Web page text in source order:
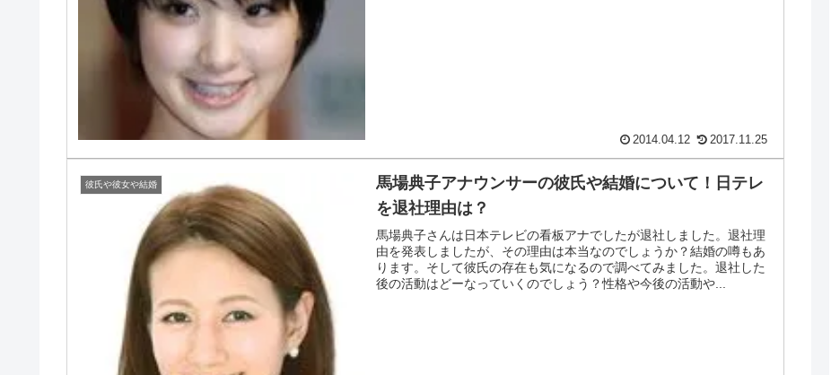
2014.04.12 2017.11.25
彼氏や彼女や結婚
馬場典子アナウンサーの彼氏や結婚について！日テレ
を退社理由は？
馬場典子さんは日本テレビの看板アナでしたが退社しました。退社理
由を発表しましたが、その理由は本当なのでしょうか？結婚の噂もあ
ります。そして彼氏の存在も気になるので調べてみました。退社した
後の活動はどーなっていくのでしょう？性格や今後の活動や...